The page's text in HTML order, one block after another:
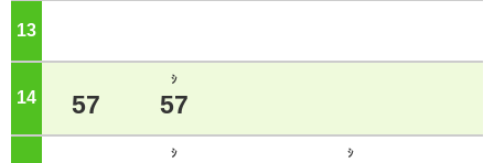
13
14 57
ｼ
57
ｼ ｼ